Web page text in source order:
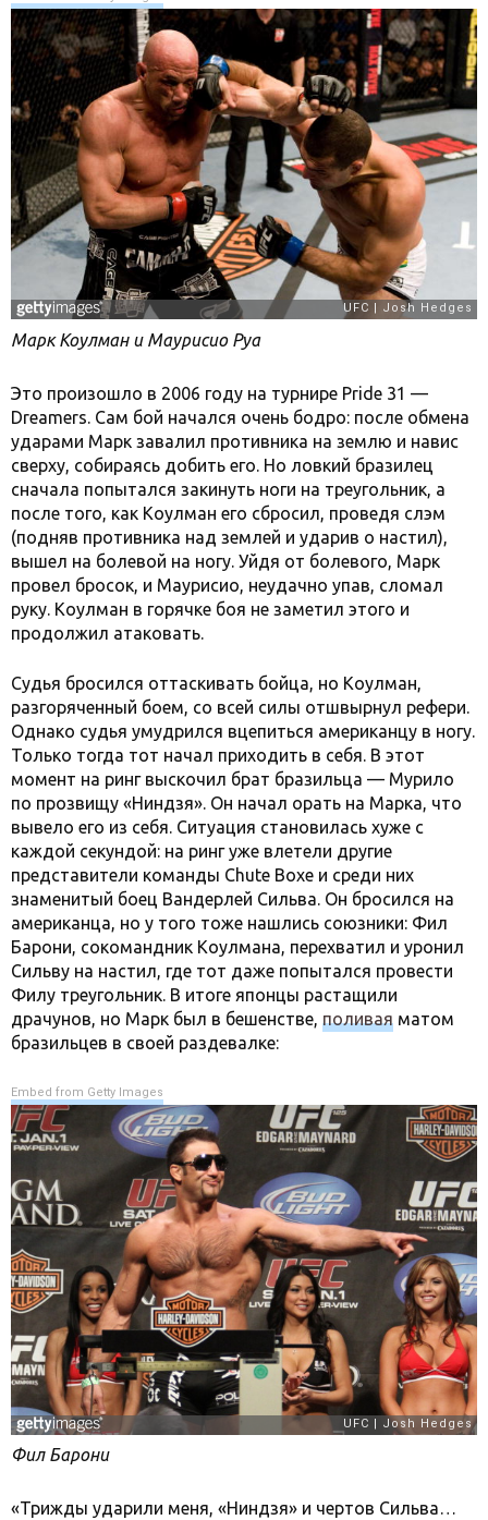
Марк Коулман и Маурисио Руа
Это произошло в 2006 году на турнире Pride 31 —
Dreamers. Сам бой начался очень бодро: после обмена
ударами Марк завалил противника на землю и навис
сверху, собираясь добить его. Но ловкий бразилец
сначала попытался закинуть ноги на треугольник, а
после того, как Коулман его сбросил, проведя слэм
(подняв противника над землей и ударив о настил),
вышел на болевой на ногу. Уйдя от болевого, Марк
провел бросок, и Маурисио, неудачно упав, сломал
руку. Коулман в горячке боя не заметил этого и
продолжил атаковать.
Судья бросился оттаскивать бойца, но Коулман,
разгоряченный боем, со всей силы отшвырнул рефери.
Однако судья умудрился вцепиться американцу в ногу.
Только тогда тот начал приходить в себя. В этот
момент на ринг выскочил брат бразильца — Мурило
по прозвищу «Ниндзя». Он начал орать на Марка, что
вывело его из себя. Ситуация становилась хуже с
каждой секундой: на ринг уже влетели другие
представители команды Chute Boxe и среди них
знаменитый боец Вандерлей Сильва. Он бросился на
американца, но у того тоже нашлись союзники: Фил
Барони, сокомандник Коулмана, перехватил и уронил
Сильву на настил, где тот даже попытался провести
Филу треугольник. В итоге японцы растащили
драчунов, но Марк был в бешенстве, поливая матом
бразильцев в своей раздевалке:
Embed from Getty Images
Фил Барони
«Трижды ударили меня, «Ниндзя» и чертов Сильва…